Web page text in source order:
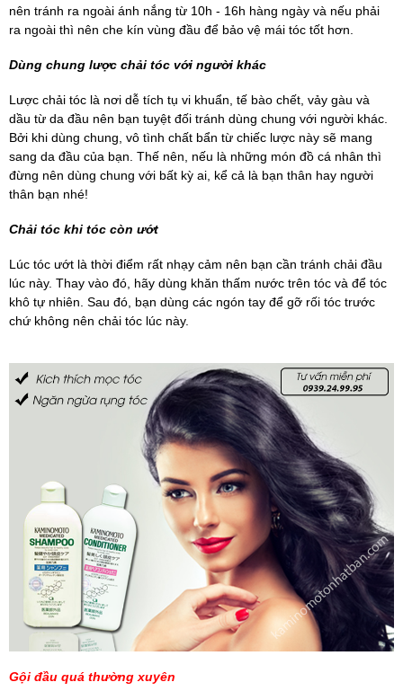
nên tránh ra ngoài ánh nắng từ 10h - 16h hàng ngày và nếu phải
ra ngoài thì nên che kín vùng đầu để bảo vệ mái tóc tốt hơn.
Dùng chung lược chải tóc với người khác
Lược chải tóc là nơi dễ tích tụ vi khuẩn, tế bào chết, vảy gàu và
dầu từ da đầu nên bạn tuyệt đối tránh dùng chung với người khác.
Bởi khi dùng chung, vô tình chất bẩn từ chiếc lược này sẽ mang
sang da đầu của bạn. Thế nên, nếu là những món đồ cá nhân thì
đừng nên dùng chung với bất kỳ ai, kể cả là bạn thân hay người
thân bạn nhé!
Chải tóc khi tóc còn ướt
Lúc tóc ướt là thời điểm rất nhạy cảm nên bạn cần tránh chải đầu
lúc này. Thay vào đó, hãy dùng khăn thấm nước trên tóc và để tóc
khô tự nhiên. Sau đó, bạn dùng các ngón tay để gỡ rối tóc trước
chứ không nên chải tóc lúc này.
Gội đầu quá thường xuyên